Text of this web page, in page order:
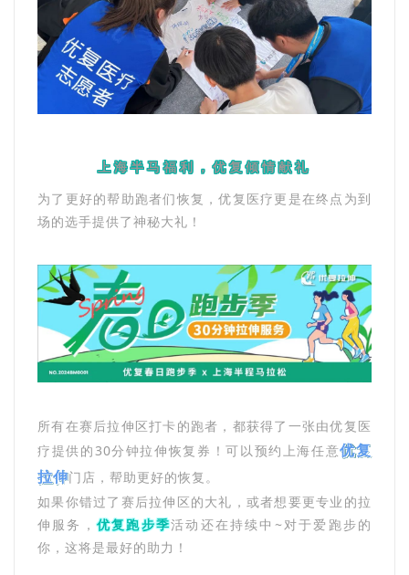
上海半马福利，优复倾情献礼
为了更好的帮助跑者们恢复，优复医疗更是在终点为到
场的选手提供了神秘大礼！
所有在赛后拉伸区打卡的跑者，都获得了一张由优复医
疗提供的30分钟拉伸恢复券！可以预约上海任意优复
拉伸门店，帮助更好的恢复。
如果你错过了赛后拉伸区的大礼，或者想要更专业的拉
伸服务，优复跑步季活动还在持续中~对于爱跑步的
你，这将是最好的助力！